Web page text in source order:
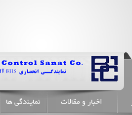
اخبار و مقالات نمایندگی ها